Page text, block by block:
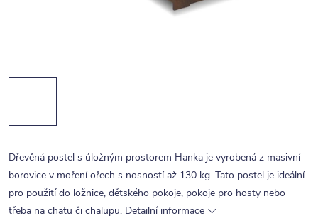
Dřevěná postel s úložným prostorem Hanka je vyrobená z masivní
borovice v moření ořech s nosností až 130 kg. Tato postel je ideální
pro použití do ložnice, dětského pokoje, pokoje pro hosty nebo
třeba na chatu či chalupu. Detailní informace